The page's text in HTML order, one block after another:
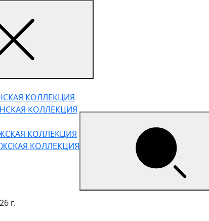
КОЛЛЕКЦИЯ
КОЛЛЕКЦИЯ
КОЛЛЕКЦИЯ
КОЛЛЕКЦИЯ
г.